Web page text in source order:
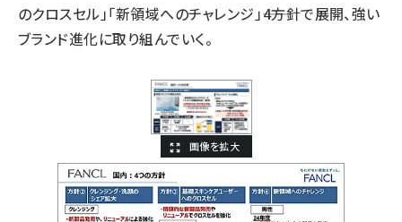
のクロスセル」「新領域へのチャレンジ」――4方針で展開、強い
ブランド進化に取り組んでいく。